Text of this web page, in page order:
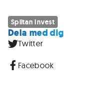
Spiltan Invest
Dela med dig
Twitter
Facebook